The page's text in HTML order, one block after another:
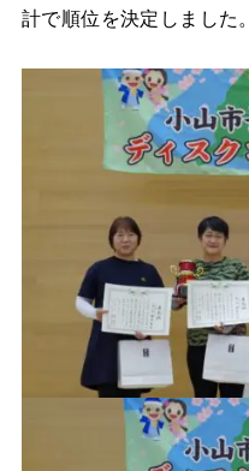
計で順位を決定しました。